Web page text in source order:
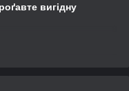
вигідну